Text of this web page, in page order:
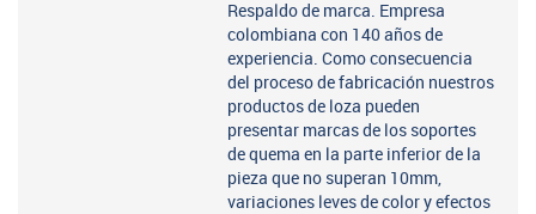
Respaldo de marca. Empresa
colombiana con 140 años de
experiencia. Como consecuencia
del proceso de fabricación nuestros
productos de loza pueden
presentar marcas de los soportes
de quema en la parte inferior de la
pieza que no superan 10mm,
variaciones leves de color y efectos